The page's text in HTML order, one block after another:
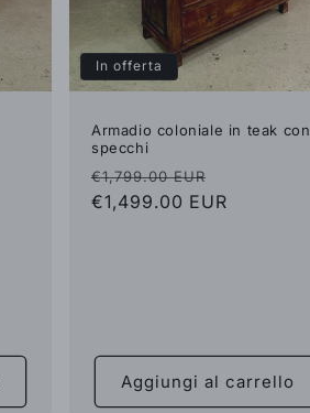
In offerta
Armadio coloniale in teak con
specchi
Prezzo
di
€1,799.00 EUR
scontato
€1,499.00 EUR
Aggiungi al carrello